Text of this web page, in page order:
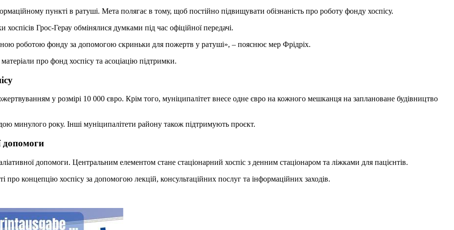
пункті в ратуші. Мета полягає в тому, щоб постійно підвищувати обізнаність про роботу фонду хоспісу.
Грос-Герау обмінялися думками під час офіційної передачі.
роботою фонду за допомогою скриньки для пожертв у ратуші», – пояснює мер Фрідріх.
про фонд хоспісу та асоціацію підтримки.
у розмірі 10 000 євро. Крім того, муніципалітет внесе одне євро на кожного мешканця на заплановане будівництво
минулого року. Інші муніципалітети району також підтримують проєкт.
допомоги
допомоги. Центральним елементом стане стаціонарний хоспіс з денним стаціонаром та ліжками для пацієнтів.
про концепцію хоспісу за допомогою лекцій, консультаційних послуг та інформаційних заходів.